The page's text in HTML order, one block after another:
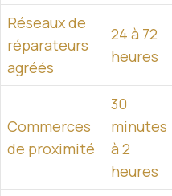
Réseaux de
réparateurs
agréés
24 à 72
heures
Commerces
de proximité
30
minutes
à 2
heures